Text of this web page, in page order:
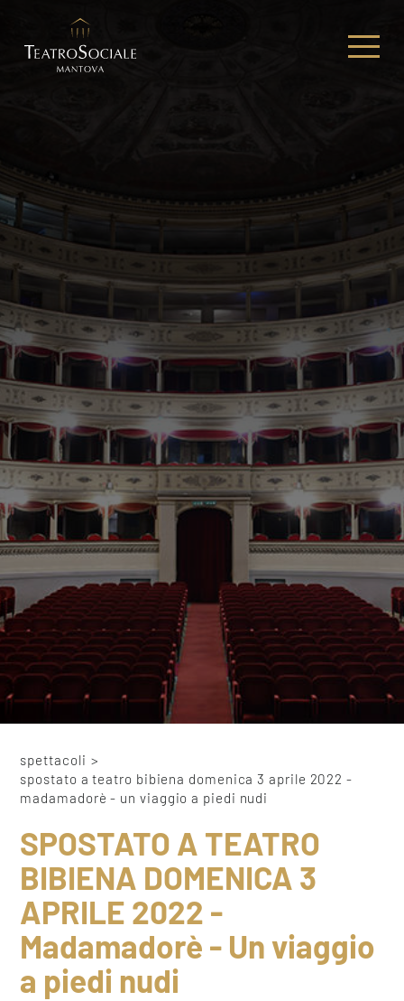
spettacoli >
spostato a teatro bibiena domenica 3 aprile 2022 -
madamadorè - un viaggio a piedi nudi
SPOSTATO A TEATRO
BIBIENA DOMENICA 3
APRILE 2022 -
Madamadorè - Un viaggio
a piedi nudi